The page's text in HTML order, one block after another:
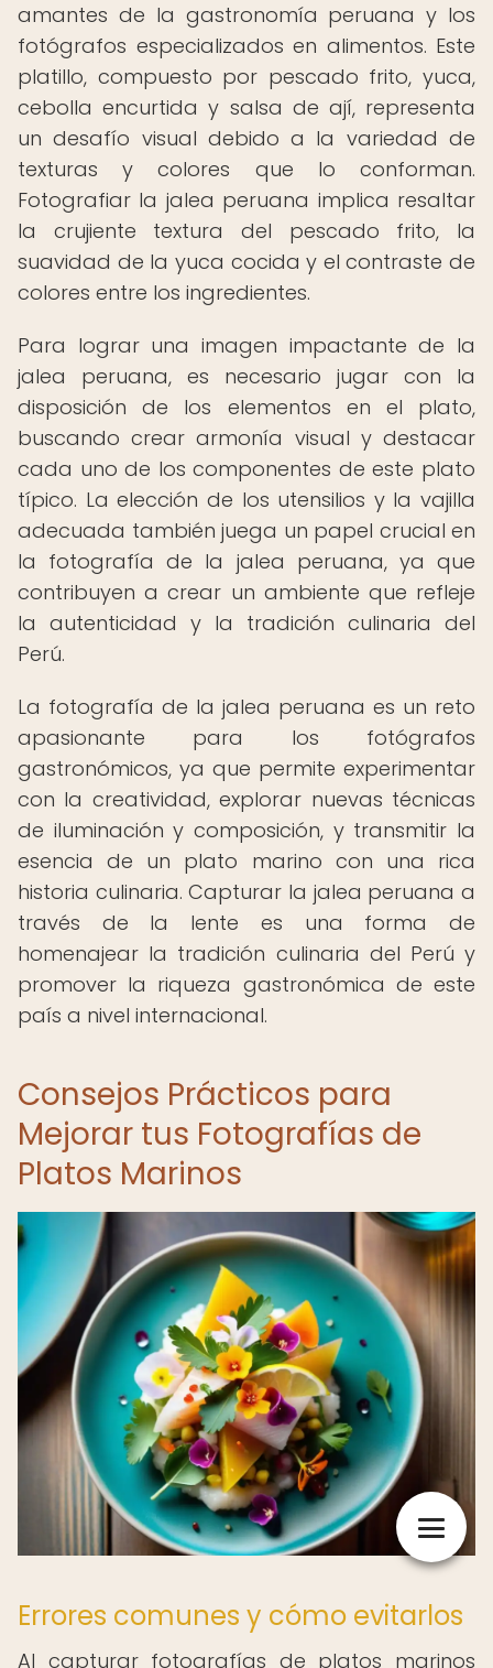
amantes de la gastronomía peruana y los
fotógrafos especializados en alimentos. Este
platillo, compuesto por pescado frito, yuca,
cebolla encurtida y salsa de ají, representa
un desafío visual debido a la variedad de
texturas y colores que lo conforman.
Fotografiar la jalea peruana implica resaltar
la crujiente textura del pescado frito, la
suavidad de la yuca cocida y el contraste de
colores entre los ingredientes.
Para lograr una imagen impactante de la
jalea peruana, es necesario jugar con la
disposición de los elementos en el plato,
buscando crear armonía visual y destacar
cada uno de los componentes de este plato
típico. La elección de los utensilios y la vajilla
adecuada también juega un papel crucial en
la fotografía de la jalea peruana, ya que
contribuyen a crear un ambiente que refleje
la autenticidad y la tradición culinaria del
Perú.
La fotografía de la jalea peruana es un reto
apasionante para los fotógrafos
gastronómicos, ya que permite experimentar
con la creatividad, explorar nuevas técnicas
de iluminación y composición, y transmitir la
esencia de un plato marino con una rica
historia culinaria. Capturar la jalea peruana a
través de la lente es una forma de
homenajear la tradición culinaria del Perú y
promover la riqueza gastronómica de este
país a nivel internacional.
Consejos Prácticos para
Mejorar tus Fotografías de
Platos Marinos
Errores comunes y cómo evitarlos
Al capturar fotografías de platos marinos